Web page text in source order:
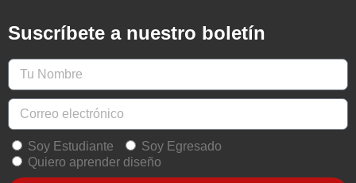
Suscríbete a nuestro boletín
Soy Estudiante
Soy Egresado
Quiero aprender diseño